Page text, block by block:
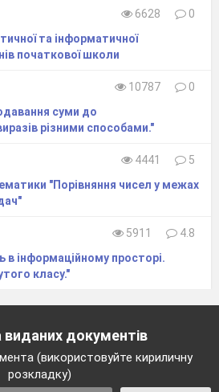
6628
0
та інформатичної
початкової школи
10787
0
суми до
рiзними способами."
4441
5
"Порівняння чисел у межах
5911
4.8
в інформаційному просторі.
класу."
виданих документів
(використовуйте кириличну
розкладку)